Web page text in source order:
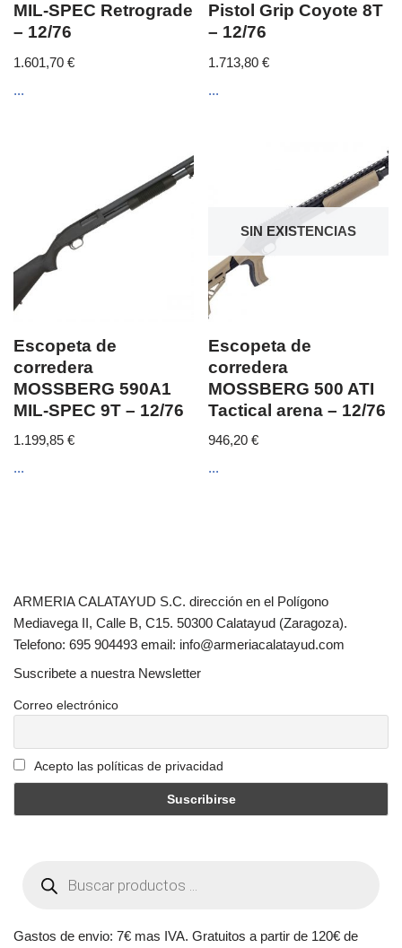
MIL-SPEC Retrograde
– 12/76
1.601,70 €
...
Pistol Grip Coyote 8T
– 12/76
1.713,80€
...
Escopeta de
corredera
MOSSBERG 590A1
MIL-SPEC 9T – 12/76
1.199,85 €
...
SIN EXISTENCIAS
Escopeta de
corredera
MOSSBERG 500 ATI
Tactical arena – 12/76
946,20€
...
ARMERIA CALATAYUD S.C. dirección en el Polígono
Mediavega II, Calle B, C15. 50300 Calatayud (Zaragoza).
Telefono: 695 904493 email: info@armeriacalatayud.com
Suscribete a nuestra Newsletter
Correo electrónico
Acepto las políticas de privacidad
Gastos de envio: 7€ mas IVA. Gratuitos a partir de 120€ de